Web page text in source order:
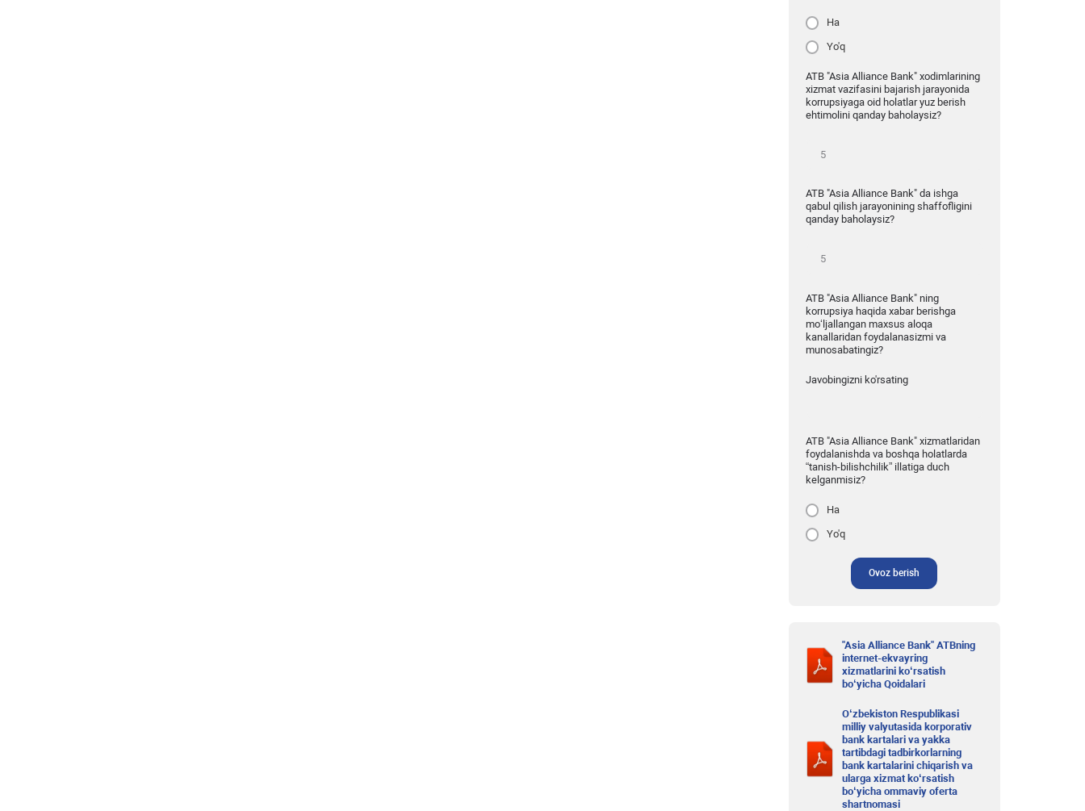
Ha
Yo'q
ATB "Asia Alliance Bank" xodimlarining
xizmat vazifasini bajarish jarayonida
korrupsiyaga oid holatlar yuz berish
ehtimolini qanday baholaysiz?
ATB "Asia Alliance Bank" da ishga
qabul qilish jarayonining shaffofligini
qanday baholaysiz?
ATB "Asia Alliance Bank" ning
korrupsiya haqida xabar berishga
mo‘ljallangan maxsus aloqa
kanallaridan foydalanasizmi va
munosabatingiz?
Javobingizni ko'rsating
ATB "Asia Alliance Bank" xizmatlaridan
foydalanishda va boshqa holatlarda
“tanish-bilishchilik” illatiga duch
kelganmisiz?
Ha
Yo'q
Ovoz berish
"Asia Alliance Bank" ATBning
internet-ekvayring
xizmatlarini ko‘rsatish
bo‘yicha Qoidalari
O‘zbekiston Respublikasi
milliy valyutasida korporativ
bank kartalari va yakka
tartibdagi tadbirkorlarning
bank kartalarini chiqarish va
ularga xizmat ko‘rsatish
bo‘yicha ommaviy oferta
shartnomasi